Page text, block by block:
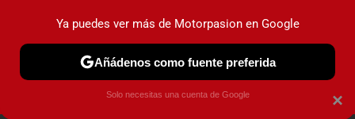
PRUEBAS COCHES ELÉCTRICOS OBSERVATORIO
×
Ya puedes ver más de Motorpasion en Google
Añádenos como fuente preferida
Solo necesitas una cuenta de Google